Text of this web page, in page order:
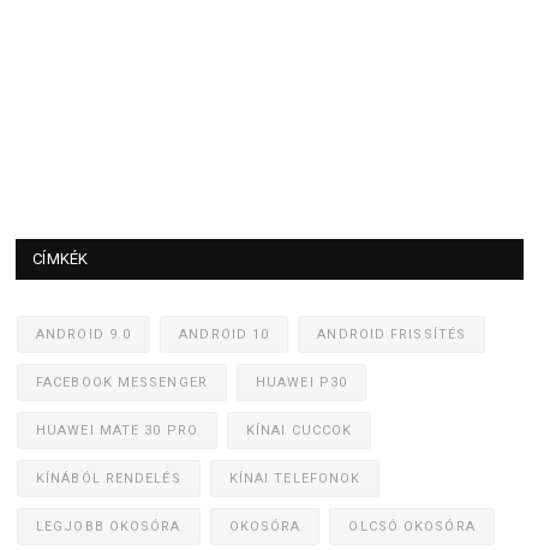
CÍMKÉK
ANDROID 9.0 ANDROID 10 ANDROID FRISSÍTÉS
FACEBOOK MESSENGER HUAWEI P30
HUAWEI MATE 30 PRO KÍNAI CUCCOK
KÍNÁBÓL RENDELÉS KÍNAI TELEFONOK
LEGJOBB OKOSÓRA OKOSÓRA OLCSÓ OKOSÓRA